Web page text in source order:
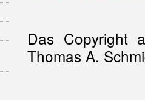
Das Copyright
Thomas A.